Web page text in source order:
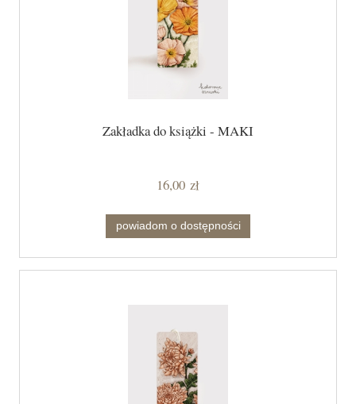
Zakładka do książki - MAKI
16,00 zł
powiadom o dostępności